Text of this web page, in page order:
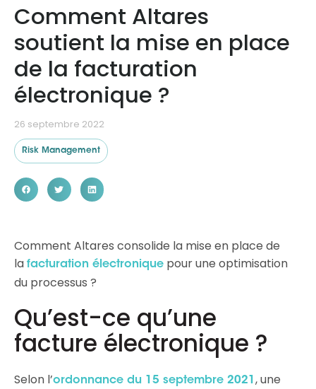
Ressources
Comment Altares
soutient la mise en place
de la facturation
électronique ?
26 septembre 2022
Risk Management
Comment Altares consolide la mise en place de
la facturation électronique pour une optimisation
du processus ?
Qu’est-ce qu’une
facture électronique ?
Selon l’ordonnance du 15 septembre 2021 , une